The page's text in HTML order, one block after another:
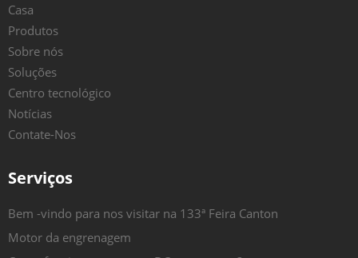
Casa
Produtos
Sobre nós
Soluções
Centro tecnológico
Notícias
Contate-Nos
Serviços
Bem -vindo para nos visitar na 133ª Feira Canton
Motor da engrenagem